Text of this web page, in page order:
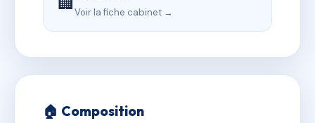
Voir la fiche cabinet →
🏠 Composition